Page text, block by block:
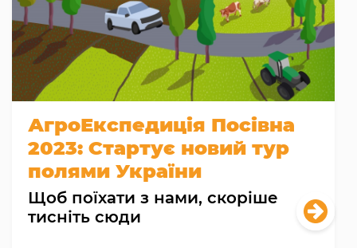
АгроЕкспедиція Посівна
2023: Стартує новий тур
полями України
Щоб поїхати з нами, скоріше
тисніть сюди